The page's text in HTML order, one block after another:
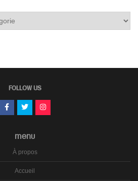
FOLLOW US
MENU
À propos
Accueil